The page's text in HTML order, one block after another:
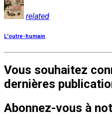
related
L'outre-humain
Vous souhaitez
dernières
Abonnez-vous à